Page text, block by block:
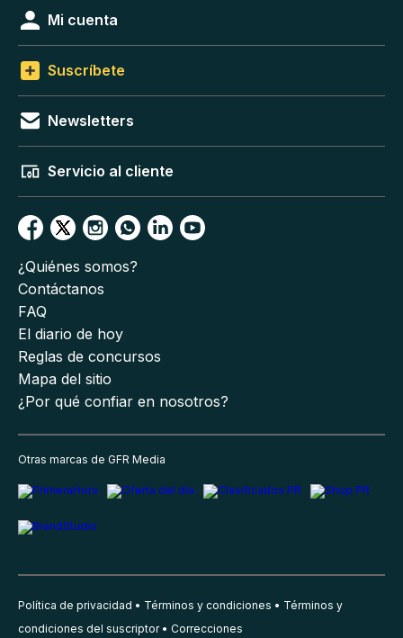
Mi cuenta
Suscríbete
Newsletters
Servicio al cliente
¿Quiénes somos?
Contáctanos
FAQ
El diario de hoy
Reglas de concursos
Mapa del sitio
¿Por qué confiar en nosotros?
Otras marcas de GFR Media
Política de privacidad Términos y condiciones
Términos y
condiciones del suscriptor
Correcciones